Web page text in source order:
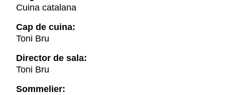
Cuina catalana
Cap de cuina:
Toni Bru
Director de sala:
Toni Bru
Sommelier: